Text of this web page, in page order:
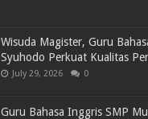
Wisuda Magister, Guru
Syuhodo Perkuat Kualitas
July 29, 2026 0
Guru Bahasa Inggris SMP